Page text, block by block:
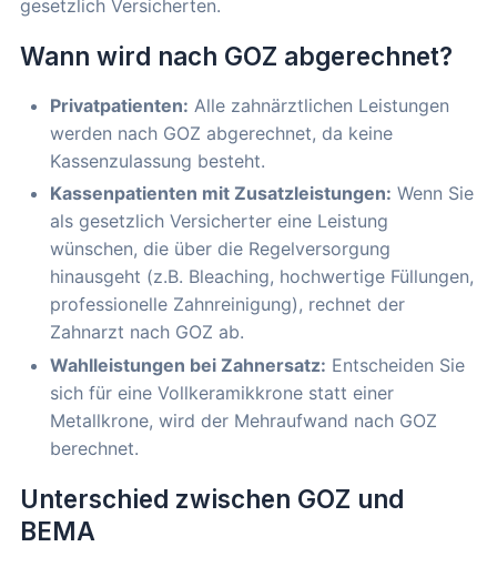
gesetzlich Versicherten.
Wann wird nach GOZ abgerechnet?
Privatpatienten: Alle zahnärztlichen Leistungen
werden nach GOZ abgerechnet, da keine
Kassenzulassung besteht.
Kassenpatienten mit Zusatzleistungen: Wenn Sie
als gesetzlich Versicherter eine Leistung
wünschen, die über die Regelversorgung
hinausgeht (z.B. Bleaching, hochwertige Füllungen,
professionelle Zahnreinigung), rechnet der
Zahnarzt nach GOZ ab.
Wahlleistungen bei Zahnersatz: Entscheiden Sie
sich für eine Vollkeramikkrone statt einer
Metallkrone, wird der Mehraufwand nach GOZ
berechnet.
Unterschied zwischen GOZ und
BEMA